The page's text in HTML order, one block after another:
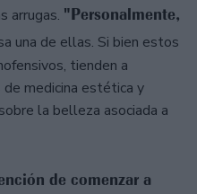
arrugas. "Personalmente,
una de ellas. Si bien estos
tienden a
medicina estética y
la belleza asociada a
de comenzar a